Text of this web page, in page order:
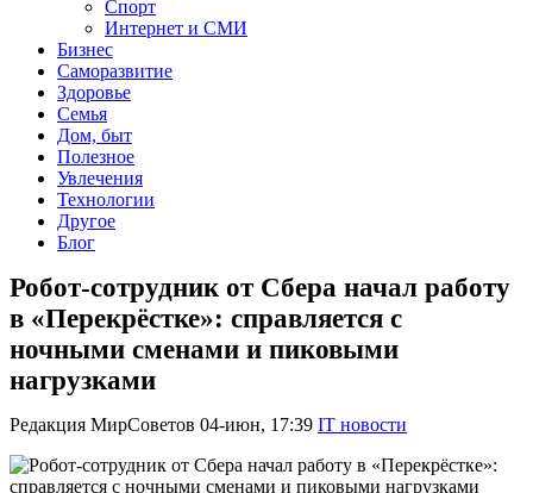
Спорт
Интернет и СМИ
Бизнес
Саморазвитие
Здоровье
Семья
Дом, быт
Полезное
Увлечения
Технологии
Другое
Блог
Робот-сотрудник от Сбера начал работу
в «Перекрёстке»: справляется с
ночными сменами и пиковыми
нагрузками
Редакция МирСоветов 04-июн, 17:39 IT новости